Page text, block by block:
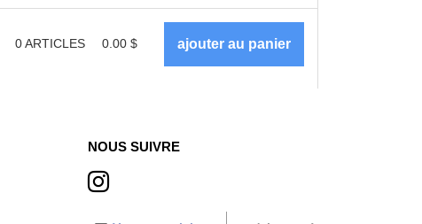
0ARTICLES 0.00 $
NOUS SUIVRE